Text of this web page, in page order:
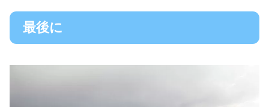
最後に